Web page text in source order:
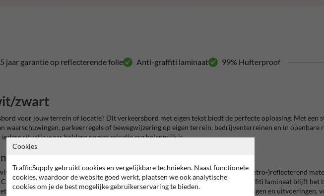
jaar garantie op reflecterende folie Anti-graffiti laminaat 99% Hufterproof
zwart
voor jouw terrein of locatie? Dit verkeersbord met eigen tekst biedt de perfecte oplossing. Met
parkeerregels of bewegwijzering op eigen terrein, bedrijventerreinen en in openbare
situatie waar heldere communicatie erg belangrijk is.
tekst
met een verkeersgrijze achterzijde en is voorzien van hoogwaardig (retro-)reflecterend
Norm en NEN-EN 12899-1:2007. Dankzij een transparant UV-werend anti-graffiti laminaat blijft het
de hoogste kwaliteitsnormen en het bord is verkrijgbaar in meerdere afmetingen en uitvoeringen,
Cookies
TrafficSupply gebruikt cookies en vergelijkbare technieken. Naast functionele
cookies, waardoor de website goed werkt, plaatsen we ook analytische
cookies om je de best mogelijke gebruikerservaring te bieden.